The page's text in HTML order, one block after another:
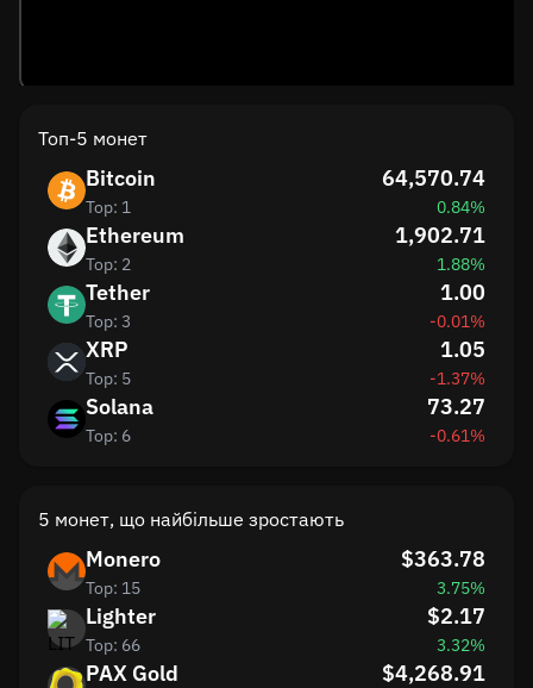
Топ-5 монет
Bitcoin
Top: 1
64,570.74
0.84%
Ethereum
Top: 2
1,902.71
1.88%
Tether
Top: 3
1.00
-0.01%
XRP
Top: 5
1.05
-1.37%
Solana
Top: 6
73.27
-0.61%
5 монет, що найбільше зростають
Monero
Top: 15
$363.78
3.75%
Lighter
Top: 66
$2.17
3.32%
PAX Gold $4,268.91